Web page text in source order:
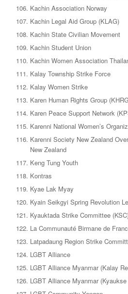
Kachin Association Norway
Kachin Legal Aid Group (KLAG)
Kachin State Civilian Movement
Kachin Student Union
Kachin Women Association
Kalay Township Strike Force
Kalay Women Strike
Karen Human Rights Group
Karen Peace Support Network
Karenni National Women’s
Karenni Society New Zealand
New Zealand
Keng Tung Youth
Kontras
Kyae Lak Myay
Kyain Seikgyi Spring Revolution
Kyauktada Strike Committee
La Communauté Birmane de
Latpadaung Region Strike
LGBT Alliance
LGBT Alliance Myanmar (Kalay
LGBT Alliance Myanmar (Kyaukse